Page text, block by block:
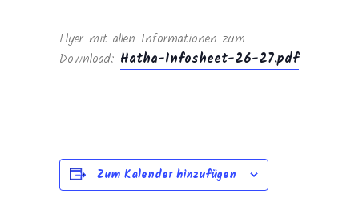
Flyer mit allen Informationen zum
Download: Hatha-Infosheet-26-27.pdf
Zum Kalender hinzufügen